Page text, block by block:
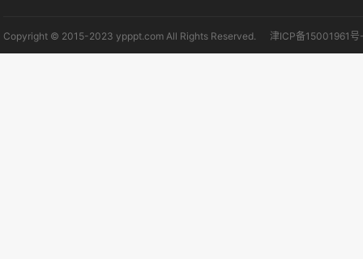
Copyright © 2015-2023 ypppt.com All Rights Reserved. 津ICP备15001961号